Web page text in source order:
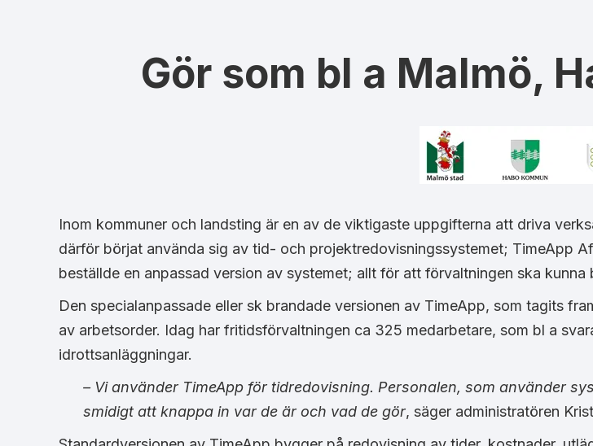
Gör som bl a Malmö,
Inom kommuner och landsting är en av de viktigaste uppgifterna att driva
därför börjat använda sig av tid- och projektredovisningssystemet; TimeApp
beställde en anpassad version av systemet; allt för att förvaltningen ska
Den specialanpassade eller sk brandade versionen av TimeApp, som tagits
av arbetsorder. Idag har fritidsförvaltningen ca 325 medarbetare, som bl a
idrottsanläggningar.
– Vi använder TimeApp för tidredovisning. Personalen, som använder
smidigt att knappa in var de är och vad de gör, säger administratören